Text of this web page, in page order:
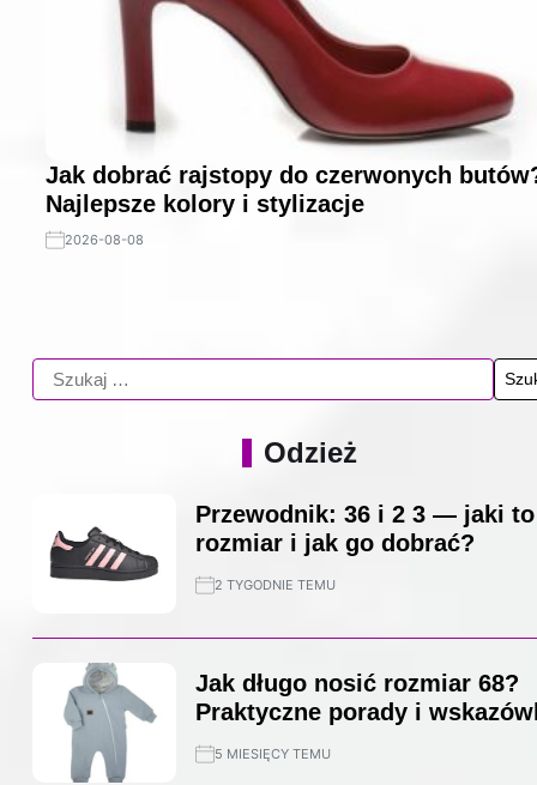
Jak dobrać rajstopy do czerwonych
Najlepsze kolory i stylizacje
2026-08-08
Odzież
Przewodnik: 36 i 2 3 — jaki to
rozmiar i jak go dobrać?
2 TYGODNIE TEMU
Jak długo nosić rozmiar 68?
Praktyczne porady i
5 MIESIĘCY TEMU